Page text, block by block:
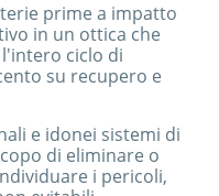
prime a impatto
in un ottica che
ciclo di
su recupero e
e idonei sistemi di
di eliminare o
i pericoli,